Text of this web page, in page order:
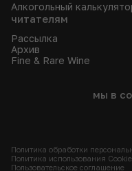
Алкогольный
читателям
Рассылка
Архив
Fine & Rare Wine
мы в
Политика обработки
Политика использования
Пользовательское соглашение